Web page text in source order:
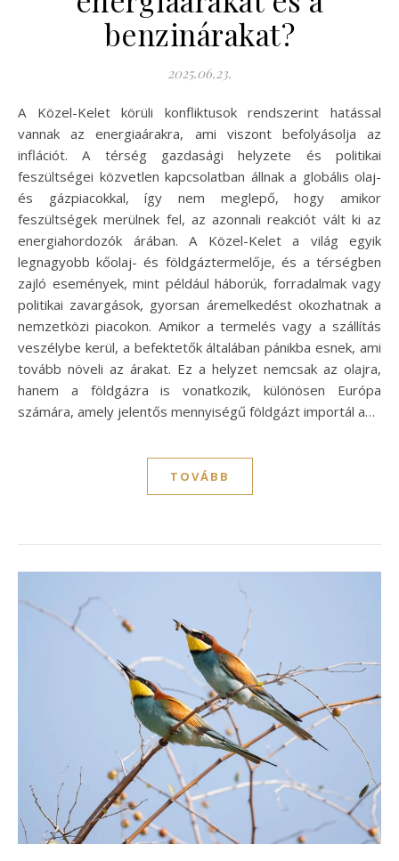
benzinárakat?
2025.06.23.
A Közel-Kelet körüli konfliktusok rendszerint hatással
vannak az energiaárakra, ami viszont befolyásolja az
inflációt. A térség gazdasági helyzete és politikai
feszültségei közvetlen kapcsolatban állnak a globális olaj-
és gázpiacokkal, így nem meglepő, hogy amikor
feszültségek merülnek fel, az azonnali reakciót vált ki az
energiahordozók árában. A Közel-Kelet a világ egyik
legnagyobb kőolaj- és földgáztermelője, és a térségben
zajló események, mint például háborúk, forradalmak vagy
politikai zavargások, gyorsan áremelkedést okozhatnak a
nemzetközi piacokon. Amikor a termelés vagy a szállítás
veszélybe kerül, a befektetők általában pánikba esnek, ami
tovább növeli az árakat. Ez a helyzet nemcsak az olajra,
hanem a földgázra is vonatkozik, különösen Európa
számára, amely jelentős mennyiségű földgázt importál a…
TOVÁBB